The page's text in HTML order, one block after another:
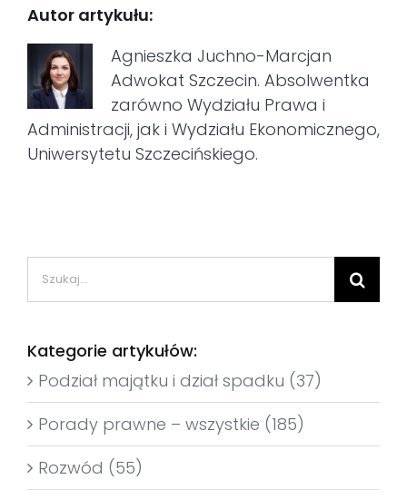
Autor artykułu:
Agnieszka Juchno-Marcjan
Adwokat Szczecin. Absolwentka
zarówno Wydziału Prawa i
Administracji, jak i Wydziału Ekonomicznego,
Uniwersytetu Szczecińskiego.
Kategorie artykułów:
Podział majątku i dział spadku (37)
Porady prawne – wszystkie (185)
Rozwód (55)